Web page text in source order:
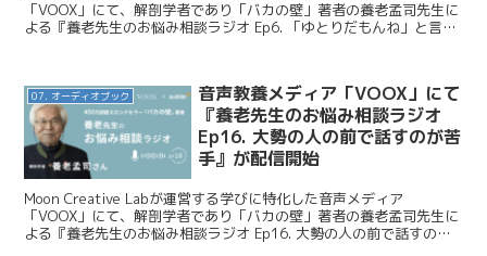
「VOOX」にて、解剖学者であり「バカの壁」著者の養老孟司先生に
よる『養老先生のお悩み相談ラジオ Ep6. 「ゆとりだもんね」と言わ
07. オーディオブック
音声教養メディア「VOOX」にて
『養老先生のお悩み相談ラジオ
Ep16. 大勢の人の前で話すのが苦
手』が配信開始
Moon Creative Labが運営する学びに特化した音声メディア
「VOOX」にて、解剖学者であり「バカの壁」著者の養老孟司先生に
よる『養老先生のお悩み相談ラジオ Ep16. 大勢の人の前で話すのが